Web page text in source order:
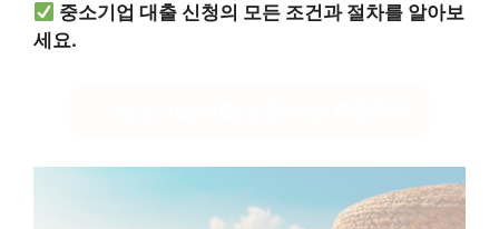
중소기업 대출 신청의 모든 조건과 절차를 알아보
세요.